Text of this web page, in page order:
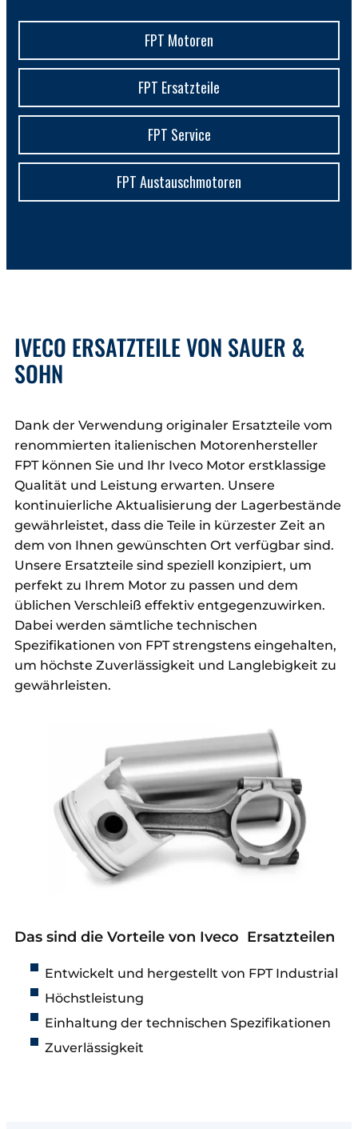
FPT Motoren
FPT Ersatzteile
FPT Service
FPT Austauschmotoren
IVECO ERSATZTEILE VON SAUER &
SOHN
Dank der Verwendung originaler Ersatzteile vom
renommierten italienischen Motorenhersteller
FPT können Sie und Ihr Iveco Motor erstklassige
Qualität und Leistung erwarten. Unsere
kontinuierliche Aktualisierung der Lagerbestände
gewährleistet, dass die Teile in kürzester Zeit an
dem von Ihnen gewünschten Ort verfügbar sind.
Unsere Ersatzteile sind speziell konzipiert, um
perfekt zu Ihrem Motor zu passen und dem
üblichen Verschleiß effektiv entgegenzuwirken.
Dabei werden sämtliche technischen
Spezifikationen von FPT strengstens eingehalten,
um höchste Zuverlässigkeit und Langlebigkeit zu
gewährleisten.
Das sind die Vorteile von Iveco Ersatzteilen
Entwickelt und hergestellt von FPT Industrial
Höchstleistung
Einhaltung der technischen Spezifikationen
Zuverlässigkeit